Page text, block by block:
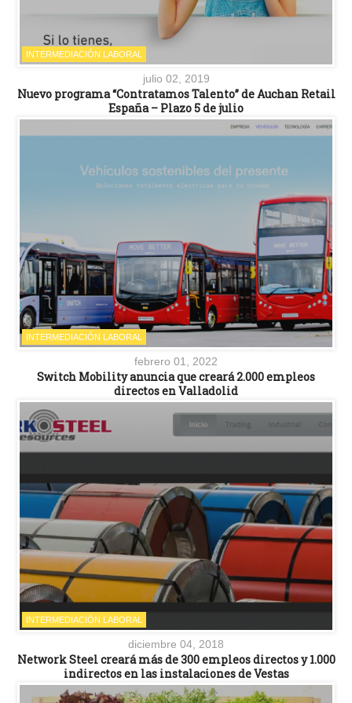
INTERMEDIACIÓN LABORAL
julio 02, 2019
Nuevo programa “Contratamos Talento” de Auchan Retail
España – Plazo 5 de julio
INTERMEDIACIÓN LABORAL
febrero 01, 2022
Switch Mobility anuncia que creará 2.000 empleos
directos en Valladolid
INTERMEDIACIÓN LABORAL
diciembre 04, 2018
Network Steel creará más de 300 empleos directos y 1.000
indirectos en las instalaciones de Vestas